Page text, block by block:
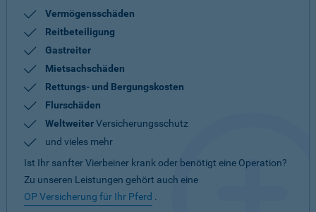
Vermögensschäden
Reitbeteiligung
Gastreiter
Mietsachschäden
Rettungs- und Bergungskosten
Flurschäden
WeltweiterVersicherungsschutz
und vieles mehr
Ist Ihr sanfter Vierbeiner krank oder benötigt eine Operation?
Zu unseren Leistungen gehört auch eine
OP Versicherung für Ihr Pferd .